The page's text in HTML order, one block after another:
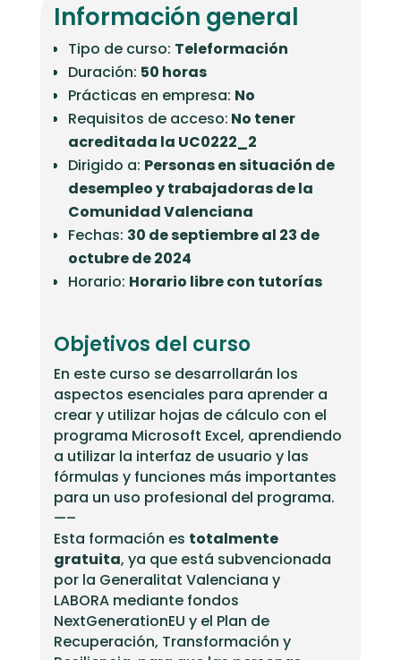
Información general
Tipo de curso: Teleformación
Duración: 50 horas
Prácticas en empresa: No
Requisitos de acceso: No tener
acreditada la UC0222_2
Dirigido a: Personas en situación de
desempleo y trabajadoras de la
Comunidad Valenciana
Fechas: 30 de septiembre al 23 de
octubre de 2024
Horario: Horario libre con tutorías
Objetivos del curso
En este curso se desarrollarán los
aspectos esenciales para aprender a
crear y utilizar hojas de cálculo con el
programa Microsoft Excel, aprendiendo
a utilizar la interfaz de usuario y las
fórmulas y funciones más importantes
para un uso profesional del programa.
—–
Esta formación es totalmente
gratuita, ya que está subvencionada
por la Generalitat Valenciana y
LABORA mediante fondos
NextGenerationEU y el Plan de
Recuperación, Transformación y